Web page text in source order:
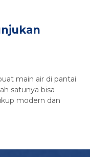
main air di pantai
satunya bisa
modern dan